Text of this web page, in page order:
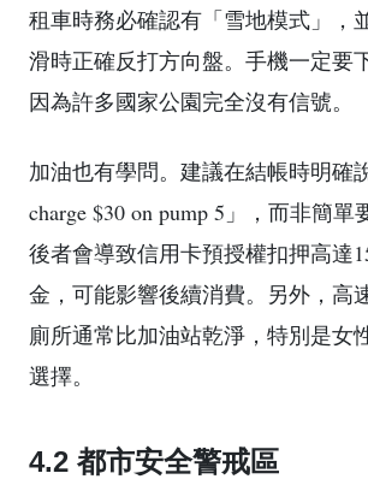
租車時務必確認有「雪地模式」，
滑時正確反打方向盤。手機一定要
因為許多國家公園完全沒有信號。
加油也有學問。建議在結帳時明確
charge $30 on pump 5」，而非簡單
後者會導致信用卡預授權扣押高達
金，可能影響後續消費。另外，高
廁所通常比加油站乾淨，特別是女
選擇。
4.2 都市安全警戒區